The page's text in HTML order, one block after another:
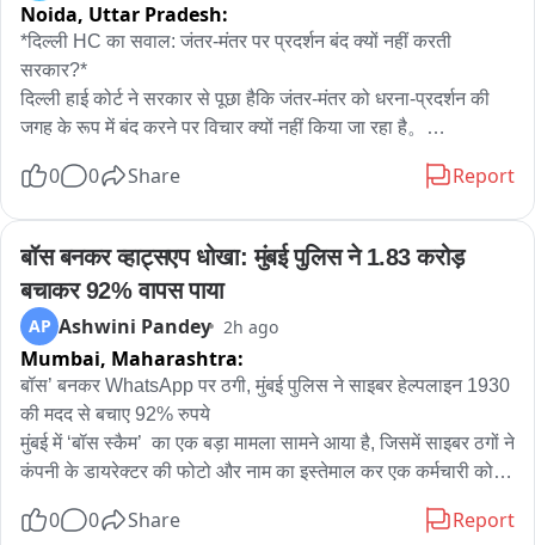
Noida, Uttar Pradesh:
*दिल्ली HC का सवाल: जंतर-मंतर पर प्रदर्शन बंद क्यों नहीं करती
सरकार?*
दिल्ली हाई कोर्ट ने सरकार से पूछा हैकि जंतर-मंतर को धरना-प्रदर्शन की
जगह के रूप में बंद करने पर विचार क्यों नहीं किया जा रहा है。
जस्टिस अमित महाजन ने कहा कि मेरी व्यक्तिगत राय में जंतर-मंतर या शहर
होती है। विरोध-प्रदर्शनों की वजह से सड़कें जाम हो जाती हैं, एंबुलेंस की
आवाजाही प्रभावित होती है और आम लोगों के कामकाज में बाधा आती है।
यह एक तरह से पूरे शहर को बंधक बनाने जैसा है।
हालांकि, उन्होंने यह भी स्पष्ट किया कि प्रदर्शन की अनुमति देना या न देना
सरकार का काम है। अदालत इस संबंध में कोई फैसला नहीं दे रही है।
*कोर्ट के सामने क्या मामला था?*
प्रोटेक्शन कमेटी की ओर से दायर याचिका पर सुनवाई के दौरान की। कमेटी
0 0 Share Report
बॉस बनकर व्हाट्सएप धोखा: मुंबई पुलिस ने 1.83 करोड़
बचाकर 92% वापस पाया
AP Ashwini Pandey 2h ago
Mumbai, Maharashtra:
बॉस’ बनकर WhatsApp पर ठगी, मुंबई पुलिस ने साइबर हेल्पलाइन 1930
की मदद से बचाए 92% रुपये
मुंबई में ‘बॉस स्कैम’  का एक बड़ा मामला सामने आया है, जिसमें साइबर ठगों ने
कंपनी के डायरेक्टर की फोटो और नाम का इस्तेमाल कर एक कर्मचारी को
अधिकारी बताकर कर्मचारी से तत्काल एक बैंक खाते में 1.98 करोड़ रुपये
0 0 Share Report